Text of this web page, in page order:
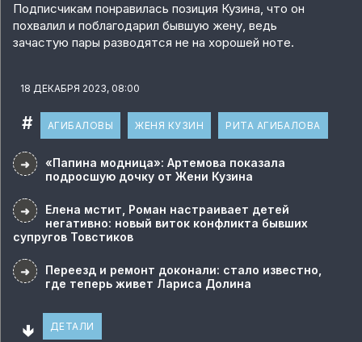
Подписчикам понравилась позиция Кузина, что он
похвалил и поблагодарил бывшую жену, ведь
зачастую пары разводятся не на хорошей ноте.
18 ДЕКАБРЯ 2023, 08:00
# АГИБАЛОВЫ ЖЕНЯ КУЗИН РИТА АГИБАЛОВА
➜
«Папина модница»: Артемова показала
подросшую дочку от Жени Кузина
➜
Елена мстит, Роман настраивает детей
негативно: новый виток конфликта бывших
супругов Товстиков
➜
Переезд и ремонт доконали: стало известно,
где теперь живет Лариса Долина
🢃 ДЕТАЛИ